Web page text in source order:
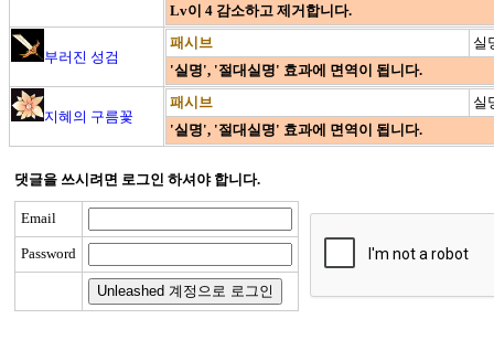
Lv이 4 감소하고 제거합니다.
부러진 성검
패시브
실
'실명', '절대실명' 효과에 면역이 됩니다.
지혜의 구름꽃
패시브
실
'실명', '절대실명' 효과에 면역이 됩니다.
댓글을 쓰시려면 로그인 하셔야 합니다.
Email
Password